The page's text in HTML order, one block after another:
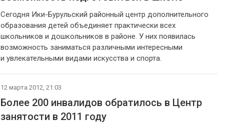
Сегодня Ики-Бурульский районный центр дополнительного
образования детей объединяет практически всех
школьников и дошкольников в районе. У них появилась
возможность заниматься различными интересными
и увлекательными видами искусства и спорта.
12 марта 2012, 21:03
Более 200 инвалидов обратилось в Центр
занятости в 2011 году